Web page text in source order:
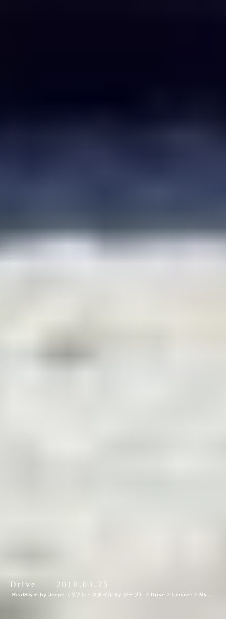
Drive 2018.03.25
RealStyle by Jeep®（リアル・スタイル by ジープ） > Drive > Leisure > My Je